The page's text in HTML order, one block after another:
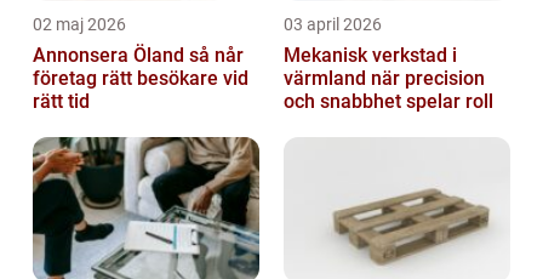
02 maj 2026
Annonsera Öland så når
företag rätt besökare vid
rätt tid
03 april 2026
Mekanisk verkstad i
värmland när precision
och snabbhet spelar roll